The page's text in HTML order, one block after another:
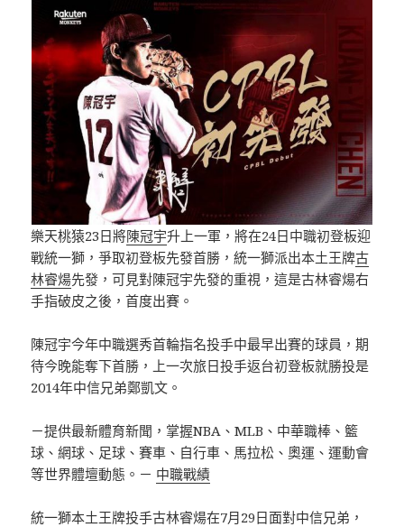
樂天桃猿23日將陳冠宇升上一軍，將在24日中職初登板迎
戰統一獅，爭取初登板先發首勝，統一獅派出本土王牌古
林睿煬先發，可見對陳冠宇先發的重視，這是古林睿煬右
手指破皮之後，首度出賽。
陳冠宇今年中職選秀首輪指名投手中最早出賽的球員，期
待今晚能奪下首勝，上一次旅日投手返台初登板就勝投是
2014年中信兄弟鄭凱文。
－提供最新體育新聞，掌握NBA、MLB、中華職棒、籃
球、網球、足球、賽車、自行車、馬拉松、奧運、運動會
等世界體壇動態。－ 中職戰績
統一獅本土王牌投手古林睿煬在7月29日面對中信兄弟，